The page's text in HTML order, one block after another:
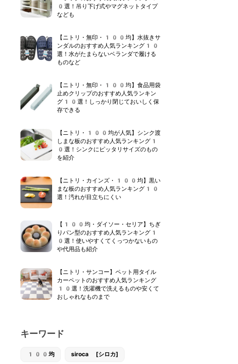
0選！吊り下げ式やマグネットタイプ
なども
【ニトリ・無印・100均】水抜きサ
ンダルのおすすめ人気ランキング10
選！水がたまらないベランダで履ける
ものなど
【ニトリ・無印・100均】食品用袋
止めクリップのおすすめ人気ランキン
グ10選！しっかり閉じておいしく保
存できる
【ニトリ・100均が人気】シンク渡
しまな板のおすすめ人気ランキング1
0選！シンクにピッタリサイズのもの
を紹介
【ニトリ・カインズ・100均】黒い
まな板のおすすめ人気ランキング10
選！汚れが目立ちにくい
【100均・ダイソー・セリア】ちぎ
りパン型のおすすめ人気ランキング1
0選！使いやすくてくっつかないもの
や代用品も紹介
【ニトリ・サンコー】ペット用タイル
カーペットのおすすめ人気ランキング
10選！洗濯機で洗えるものや安くて
おしゃれなものまで
キーワード
100均 siroca [シロカ]